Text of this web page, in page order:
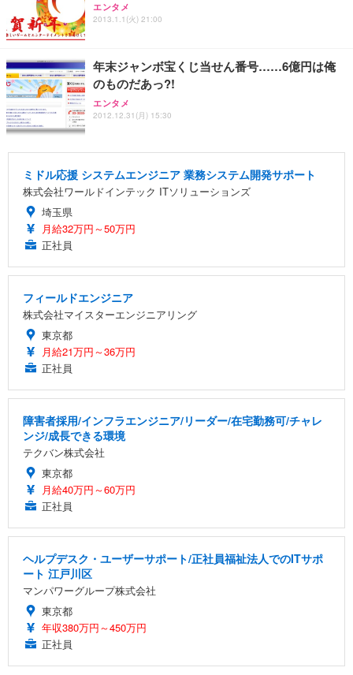
エンタメ
2013.1.1(火) 21:00
年末ジャンボ宝くじ当せん番号……6億円は俺
のものだあっ?!
エンタメ
2012.12.31(月) 15:30
ミドル応援 システムエンジニア 業務システム開発サポート
株式会社ワールドインテック ITソリューションズ
埼玉県
月給32万円～50万円
正社員
フィールドエンジニア
株式会社マイスターエンジニアリング
東京都
月給21万円～36万円
正社員
障害者採用/インフラエンジニア/リーダー/在宅勤務可/チャレ
ンジ/成長できる環境
テクバン株式会社
東京都
月給40万円～60万円
正社員
ヘルプデスク・ユーザーサポート/正社員福祉法人でのITサポ
ート 江戸川区
マンパワーグループ株式会社
東京都
年収380万円～450万円
正社員